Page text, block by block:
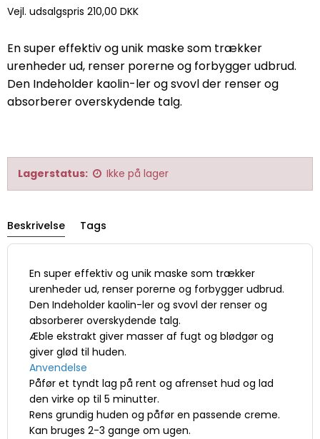
Vejl. udsalgspris 210,00 DKK
En super effektiv og unik maske som trækker
urenheder ud, renser porerne og forbygger udbrud.
Den Indeholder kaolin-ler og svovl der renser og
absorberer overskydende talg.
Lagerstatus: Ikke på lager
Beskrivelse Tags
En super effektiv og unik maske som trækker
urenheder ud, renser porerne og forbygger udbrud.
Den Indeholder kaolin-ler og svovl der renser og
absorberer overskydende talg.
Æble ekstrakt giver masser af fugt og blødgør og
giver glød til huden.
Anvendelse
Påfør et tyndt lag på rent og afrenset hud og lad
den virke op til 5 minutter.
Rens grundig huden og påfør en passende creme.
Kan bruges 2-3 gange om ugen.